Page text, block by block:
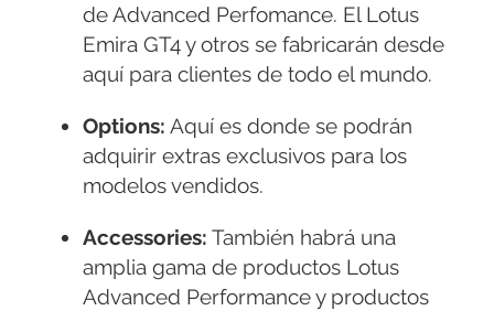
de Advanced Perfomance. El Lotus
Emira GT4 y otros se fabricarán desde
aquí para clientes de todo el mundo.
Options: Aquí es donde se podrán
adquirir extras exclusivos para los
modelos vendidos.
Accessories: También habrá una
amplia gama de productos Lotus
Advanced Performance y productos